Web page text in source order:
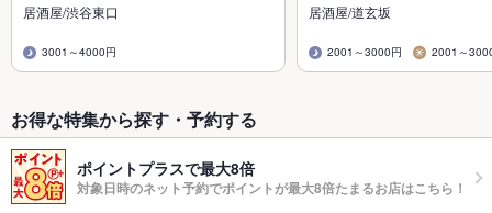
居酒屋/渋谷東口
3001～4000円
居酒屋/道玄坂
2001～3000円 2001～
お得な特集から探す・予約する
ポイントプラスで最大8倍
対象日時のネット予約でポイントが最大8倍たまるお店はこちら！